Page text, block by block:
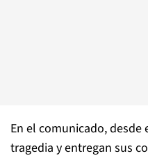
En el comunicado, desde
tragedia y entregan sus